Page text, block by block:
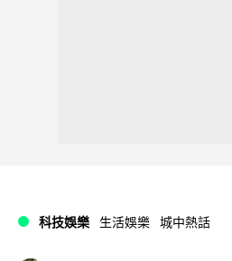
科技娛樂 生活娛樂 城中熱話